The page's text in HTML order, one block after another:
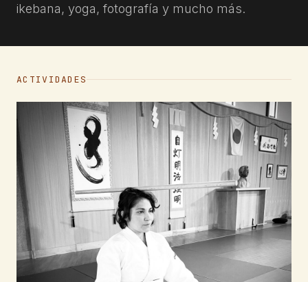
ikebana, yoga, fotografía y mucho más.
ACTIVIDADES